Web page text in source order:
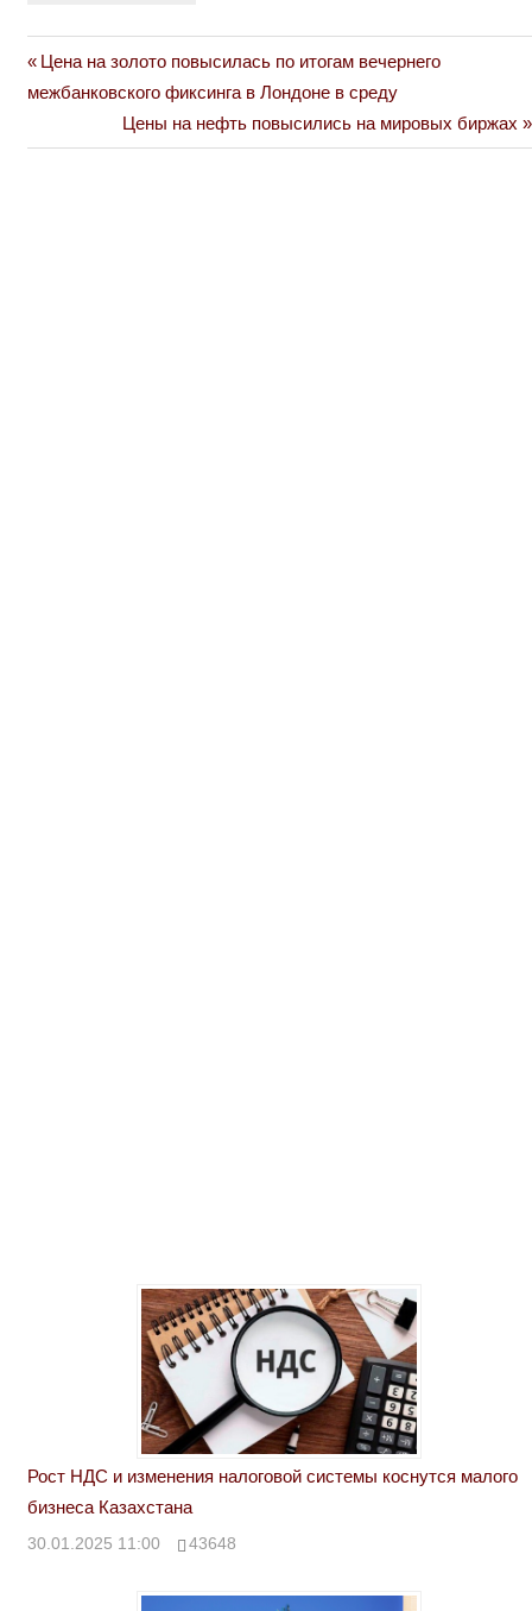
Навигация
Previous
Post:
Цена на золото повысилась по итогам вечернего
межбанковского фиксинга в Лондоне в среду
Next
Post:
Цены на нефть повысились на мировых биржах
Рост НДС и изменения налоговой системы коснутся малого
бизнеса Казахстана
30.01.2025 11:00 43648